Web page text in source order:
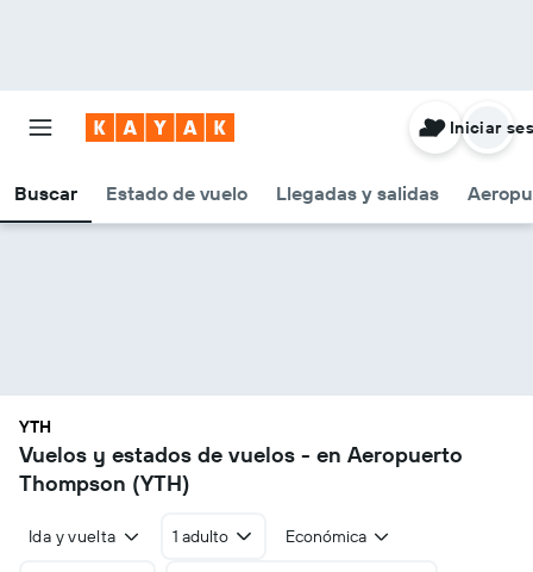
Buscar Estado de vuelo Llegadas y salidas
Iniciar
YTH
Vuelos y estados de vuelos - en Aeropuerto
Thompson (YTH)
Ida y vuelta 1 adulto Económica